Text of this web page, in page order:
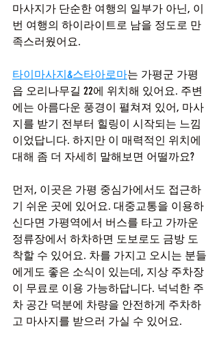
마사지가 단순한 여행의 일부가 아닌, 이
번 여행의 하이라이트로 남을 정도로 만
족스러웠어요.
타이마사지&스타아로마는 가평군 가평
읍 오리나무길 22에 위치해 있어요. 주변
에는 아름다운 풍경이 펼쳐져 있어, 마사
지를 받기 전부터 힐링이 시작되는 느낌
이었답니다. 하지만 이 매력적인 위치에
대해 좀 더 자세히 말해보면 어떨까요?
먼저, 이곳은 가평 중심가에서도 접근하
기 쉬운 곳에 있어요. 대중교통을 이용하
신다면 가평역에서 버스를 타고 가까운
정류장에서 하차하면 도보로도 금방 도
착할 수 있어요. 차를 가지고 오시는 분들
에게도 좋은 소식이 있는데, 지상 주차장
이 무료로 이용 가능하답니다. 넉넉한 주
차 공간 덕분에 차량을 안전하게 주차하
고 마사지를 받으러 가실 수 있어요.